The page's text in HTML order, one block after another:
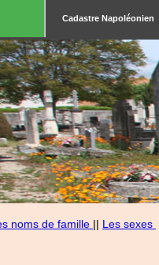
Cadastre Napoléonien
noms de famille || Les sexes